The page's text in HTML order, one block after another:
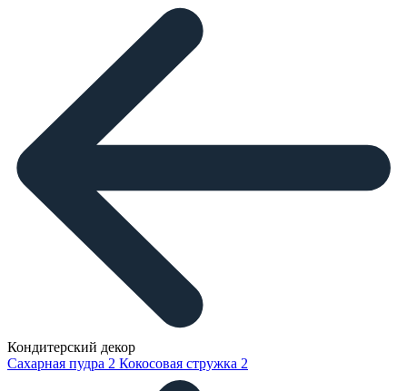
Кондитерский декор
Сахарная пудра 2 Кокосовая стружка 2